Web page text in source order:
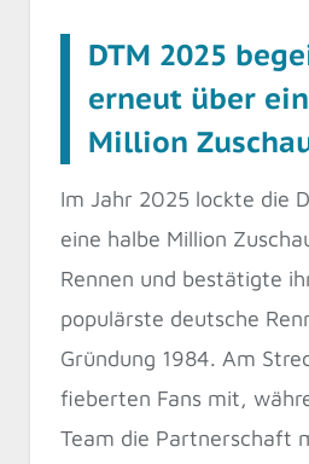
DTM 2025
erneut über
Million
Im Jahr 2025 lockte die
eine halbe Million
Rennen und bestätigte
populärste deutsche
Gründung 1984. Am
fieberten Fans mit,
Team die Partnerschaft